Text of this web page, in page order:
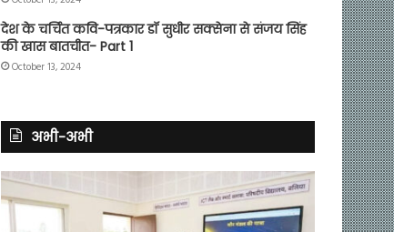
देश के चर्चित कवि-पत्रकार डॉ सुधीर सक्सेना से संजय सिंह
की खास बातचीत- Part 1
October 13, 2024
अभी-अभी